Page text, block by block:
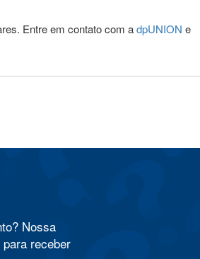
Entre em contato com adpUNION e
Nossa
receber